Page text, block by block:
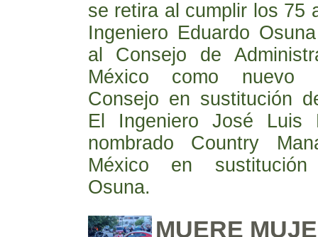
se retira al cumplir los 75
Ingeniero Eduardo
al Consejo de
México como nuevo
Consejo en sustitución
El Ingeniero José Luis
nombrado Country
México en
Osuna.
MUERE